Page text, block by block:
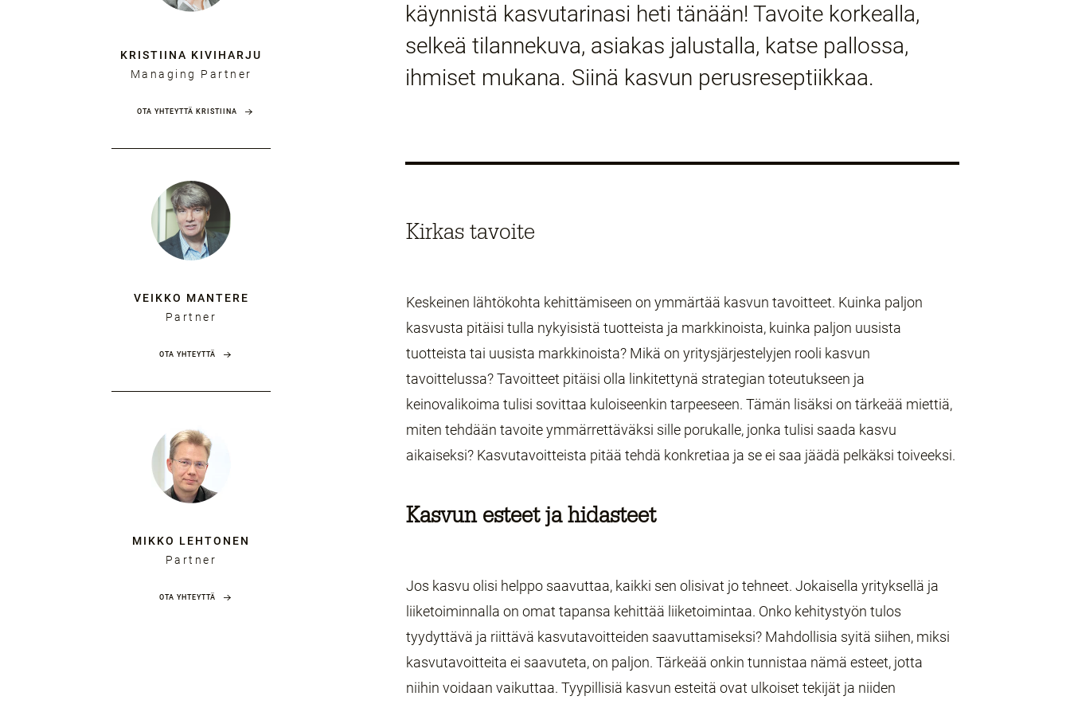
KRISTIINA KIVIHARJU
Managing Partner
OTA YHTEYTTÄ KRISTIINA
VEIKKO MANTERE
Partner
OTA YHTEYTTÄ
MIKKO LEHTONEN
Partner
OTA YHTEYTTÄ
käynnistä kasvutarinasi heti tänään! Tavoite korkealla,
selkeä tilannekuva, asiakas jalustalla, katse pallossa,
ihmiset mukana. Siinä kasvun perusreseptiikkaa.
Kirkas tavoite
Keskeinen lähtökohta kehittämiseen on ymmärtää kasvun tavoitteet. Kuinka paljon
kasvusta pitäisi tulla nykyisistä tuotteista ja markkinoista, kuinka paljon uusista
tuotteista tai uusista markkinoista? Mikä on yritysjärjestelyjen rooli kasvun
tavoittelussa? Tavoitteet pitäisi olla linkitettynä strategian toteutukseen ja
keinovalikoima tulisi sovittaa kuloiseenkin tarpeeseen. Tämän lisäksi on tärkeää miettiä,
miten tehdään tavoite ymmärrettäväksi sille porukalle, jonka tulisi saada kasvu
aikaiseksi? Kasvutavoitteista pitää tehdä konkretiaa ja se ei saa jäädä pelkäksi toiveeksi.
Kasvun esteet ja hidasteet
Jos kasvu olisi helppo saavuttaa, kaikki sen olisivat jo tehneet. Jokaisella yrityksellä ja
liiketoiminnalla on omat tapansa kehittää liiketoimintaa. Onko kehitystyön tulos
tyydyttävä ja riittävä kasvutavoitteiden saavuttamiseksi? Mahdollisia syitä siihen, miksi
kasvutavoitteita ei saavuteta, on paljon. Tärkeää onkin tunnistaa nämä esteet, jotta
niihin voidaan vaikuttaa. Tyypillisiä kasvun esteitä ovat ulkoiset tekijät ja niiden